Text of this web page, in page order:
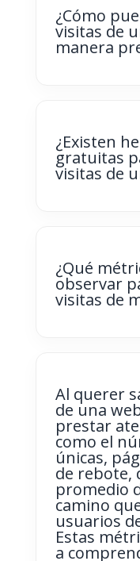
¿Cómo
visitas de
manera
¿Existen
gratuitas
visitas de
¿Qué
observar
visitas de
Al querer
de una
prestar
como el
únicas,
de rebote,
promedio
camino
usuarios
Estas
a